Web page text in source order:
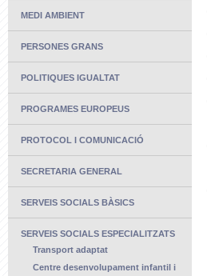
MEDI AMBIENT
PERSONES GRANS
POLITIQUES IGUALTAT
PROGRAMES EUROPEUS
PROTOCOL I COMUNICACIÓ
SECRETARIA GENERAL
SERVEIS SOCIALS BÀSICS
SERVEIS SOCIALS ESPECIALITZATS
Transport adaptat
Centre desenvolupament infantil i